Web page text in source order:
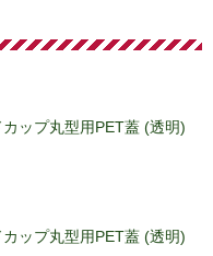
ップ丸型用PET蓋 (透明)
ップ丸型用PET蓋 (透明)